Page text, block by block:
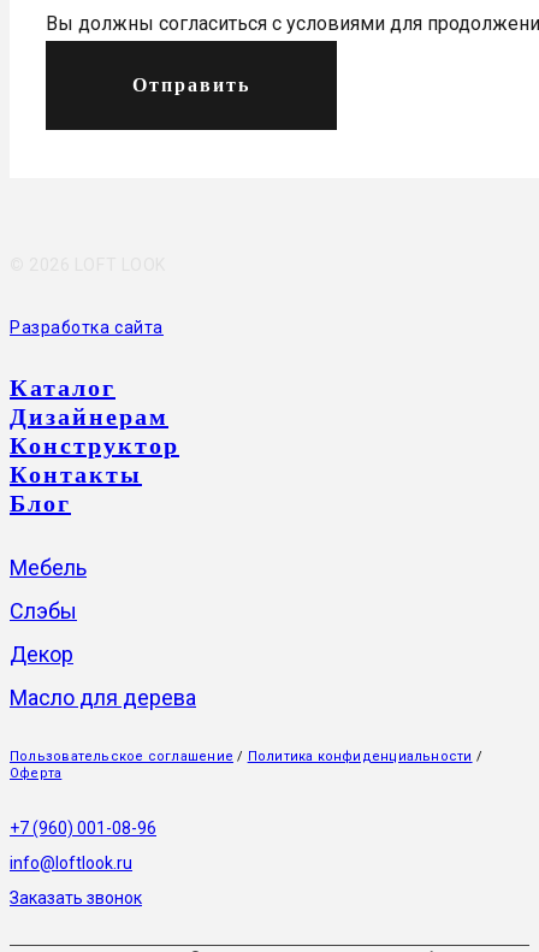
Вы должны согласиться с условиями для
Отправить
Разработка сайта
Каталог
Дизайнерам
Конструктор
Контакты
Блог
Мебель
Слэбы
Декор
Масло для дерева
Пользовательское соглашение / Политика конфиденциальности /
Оферта
+7 (960) 001-08-96
info@loftlook.ru
Заказать звонок